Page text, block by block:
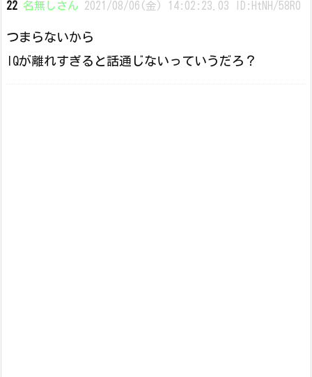
22 名無しさん 2021/08/06(金) 14:02:23.03 ID:HtNH/58R0
つまらないから
IQが離れすぎると話通じないっていうだろ？